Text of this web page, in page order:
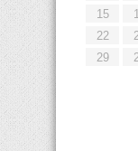
15
22
29